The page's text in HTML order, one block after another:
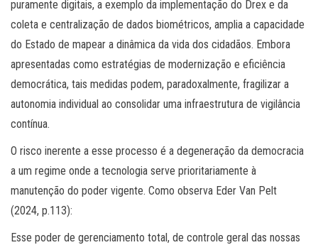
puramente digitais, a exemplo da implementação do Drex e da
coleta e centralização de dados biométricos, amplia a capacidade
do Estado de mapear a dinâmica da vida dos cidadãos. Embora
apresentadas como estratégias de modernização e eficiência
democrática, tais medidas podem, paradoxalmente, fragilizar a
autonomia individual ao consolidar uma infraestrutura de vigilância
contínua.
O risco inerente a esse processo é a degeneração da democracia
a um regime onde a tecnologia serve prioritariamente à
manutenção do poder vigente. Como observa Eder Van Pelt
(2024, p.113):
Esse poder de gerenciamento total, de controle geral das nossas